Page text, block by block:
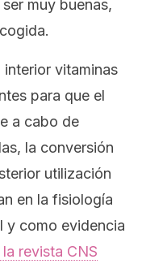
muy buenas,
vitaminas
para que el
a cabo de
la conversión
utilización
en la fisiología
y como evidencia
revista CNS